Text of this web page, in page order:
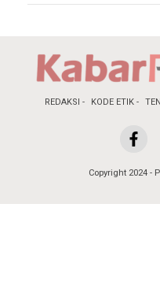
REDAKSI KODE ETIK
Copyright 2024 -